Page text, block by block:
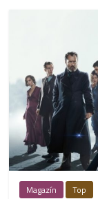
Magazín Top